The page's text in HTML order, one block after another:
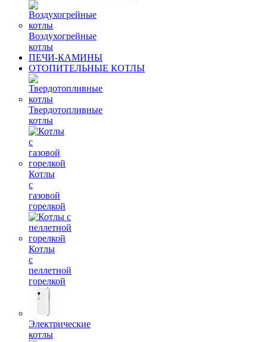
Воздухогрейные
котлы
ПЕЧИ-КАМИНЫ
ОТОПИТЕЛЬНЫЕ КОТЛЫ
Твердотопливные
котлы
Котлы
с
газовой
горелкой
Котлы
с
пеллетной
горелкой
Электрические
котлы